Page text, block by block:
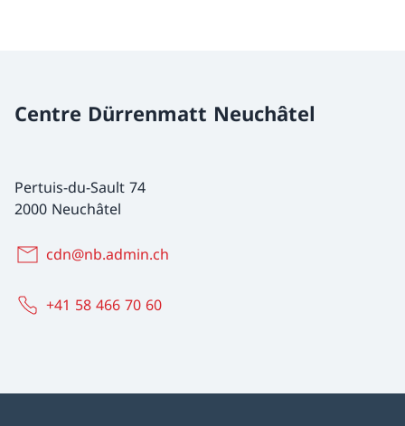
Centre Dürrenmatt Neuchâtel
Pertuis-du-Sault 74
2000 Neuchâtel
cdn@nb.admin.ch
+41 58 466 70 60